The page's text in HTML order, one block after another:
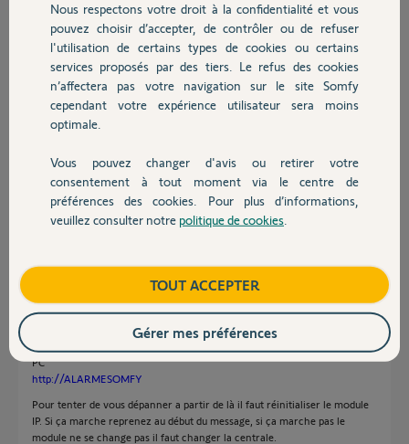
Chauffage
Autres produits
Devis avec un pro
Contact
Participer au fil de discussion
Réponses
Bonjour Michel
Inutile de supprimer votre compte, je pense que vous êtes dans un cas qui
revient fréquemment sur le forum concernant ce problème.
Premièrement : Pouvez vous vous connecter en local sur votre alarme.
Si OUI le problème n'est pas grave.
Si ils sont a huit clos, il faut supprimer les règles d'ouvertures dans la box
et les refaires jusqu'a obtenir OPEN
Si vous ne pouvez pas vous connecter en local, ça sent pas bon. Il y a de
grande chance pour que le module IP soit HS.
PC
http://ALARMESOMFY
Pour tenter de vous dépanner a partir de là il faut réinitialiser le module
IP. Si ça marche reprenez au début du message, si ça marche pas le
module ne se change pas il faut changer la centrale.
Nous respectons votre droit à la confidentialité et vous
pouvez choisir d’accepter, de contrôler ou de refuser
l'utilisation de certains types de cookies ou certains
services proposés par des tiers. Le refus des cookies
n’affectera pas votre navigation sur le site Somfy
cependant votre expérience utilisateur sera moins
optimale.
Vous pouvez changer d'avis ou retirer votre
consentement à tout moment via le centre de
préférences des cookies. Pour plus d’informations,
veuillez consulter notre politique de cookies
TOUT ACCEPTER
Gérer mes préférences